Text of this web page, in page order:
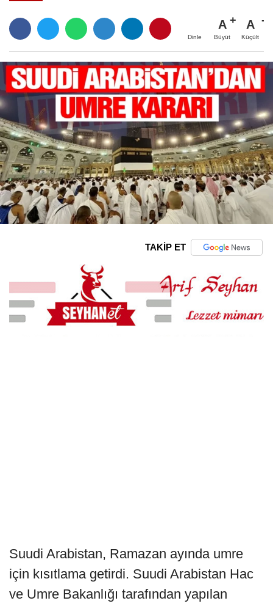
Dinle
A
Büyüt
A
Küçült
TAKİP ET
Suudi Arabistan, Ramazan ayında umre
için kısıtlama getirdi. Suudi Arabistan Hac
ve Umre Bakanlığı tarafından yapılan